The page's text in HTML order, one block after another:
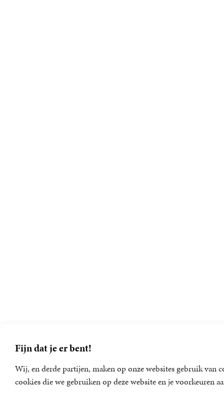
Fijn dat je er bent!
Wij, en derde partijen, maken op onze websites gebruik van
cookies die we gebruiken op deze website en je voorkeuren